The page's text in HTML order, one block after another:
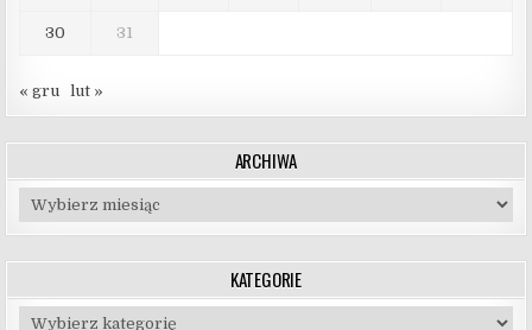
30 31
« gru lut »
ARCHIWA
Archiwa
KATEGORIE
Kategorie